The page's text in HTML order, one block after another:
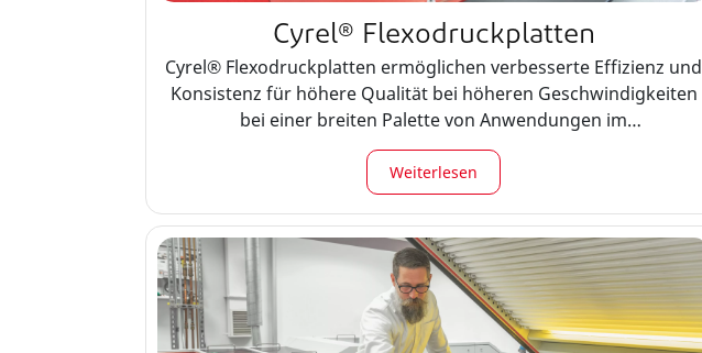
Cyrel® Flexodruckplatten
Cyrel® Flexodruckplatten ermöglichen verbesserte Effizienz und
Konsistenz für höhere Qualität bei höheren Geschwindigkeiten
bei einer breiten Palette von Anwendungen im
Verpackungsdruckbereich. Für die thermische und die
lösemittelbasierte Verarbeitung ist eine umfassende Palette von
digitalen und analogen Cyrel® Flexodruckplatten erhältlich.
Weiterlesen